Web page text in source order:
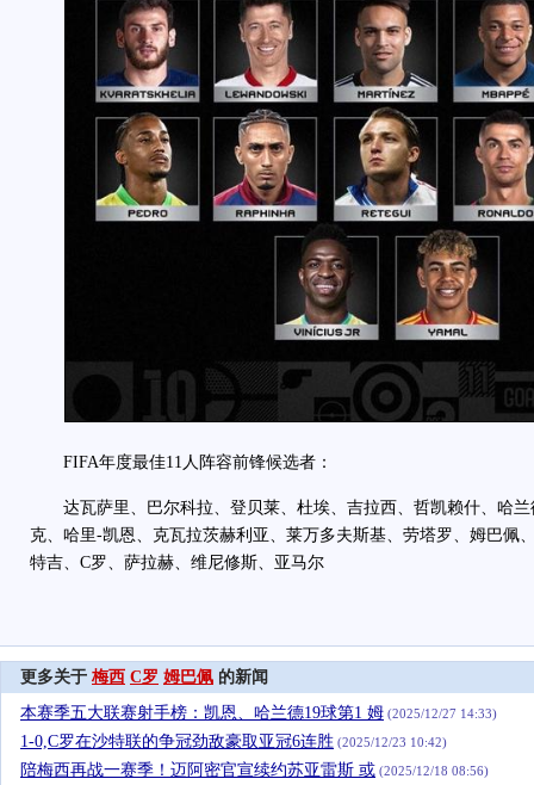
FIFA年度最佳11人阵容前锋候选者：
达瓦萨里、巴尔科拉、登贝莱、杜埃、吉拉西、哲凯赖什、哈兰
克、哈里-凯恩、克瓦拉茨赫利亚、莱万多夫斯基、劳塔罗、姆巴佩
特吉、C罗、萨拉赫、维尼修斯、亚马尔
更多关于 梅西 C罗 姆巴佩 的新闻
本赛季五大联赛射手榜：凯恩、哈兰德19球第1 姆 (2025/12/27 14:33)
1-0,C罗在沙特联的争冠劲敌豪取亚冠6连胜 (2025/12/23 10:42)
陪梅西再战一赛季！迈阿密官宣续约苏亚雷斯 或 (2025/12/18 08:56)